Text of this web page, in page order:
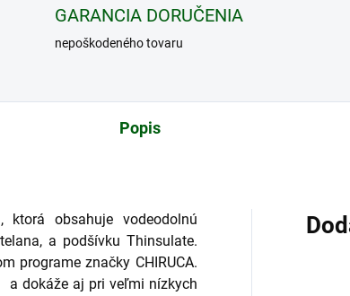
GARANCIA DORUČENIA
nepoškodeného tovaru
Popis
obsahuje vodeodolnú
a podšívku Thinsulate.
programe značky CHIRUCA.
a dokáže aj pri veľmi nízkych